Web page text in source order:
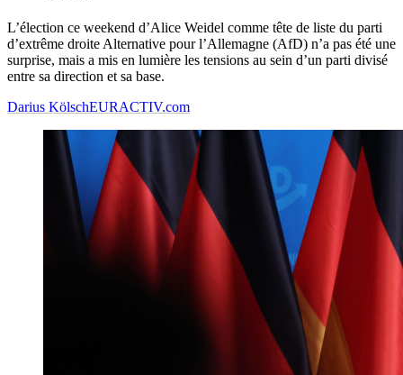
L’élection ce weekend d’Alice Weidel comme tête de liste du parti
d’extrême droite Alternative pour l’Allemagne (AfD) n’a pas été une
surprise, mais a mis en lumière les tensions au sein d’un parti divisé
entre sa direction et sa base.
Darius KölschEURACTIV.com